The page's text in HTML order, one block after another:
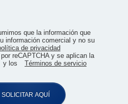
que la información que
información comercial y no su
de privacidad
reCAPTCHA y se aplican la
y los
Términos de servicio
SOLICITAR AQUÍ